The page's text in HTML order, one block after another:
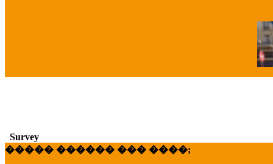
Survey
����� ������ ��� ����;